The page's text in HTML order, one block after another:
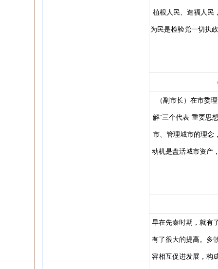
植根人民、造福人民
为民是检验党一切执
（副市长）在市委
解“三个代表”重要思
市、管理城市的理念
动机是盘活城市资产
早在先秦时期，就有
有了很大的提高。多
容相互促进发展，构